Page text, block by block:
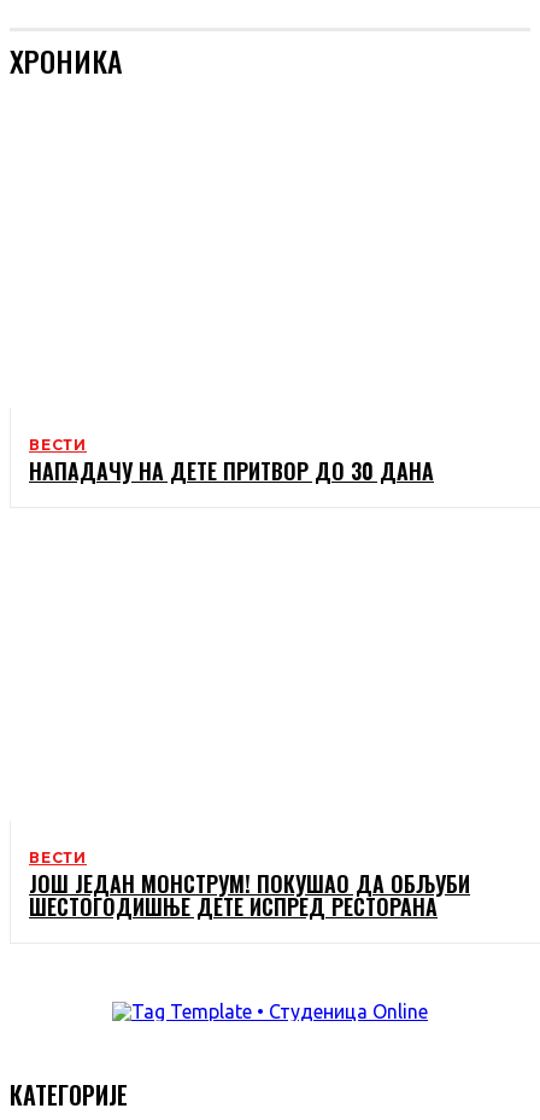
ХРОНИКА
ВЕСТИ
НАПАДАЧУ НА ДЕТЕ ПРИТВОР ДО 30 ДАНА
ВЕСТИ
ЈОШ ЈЕДАН МОНСТРУМ! ПОКУШАО ДА ОБЉУБИ
ШЕСТОГОДИШЊЕ ДЕТЕ ИСПРЕД РЕСТОРАНА
КАТЕГОРИЈЕ